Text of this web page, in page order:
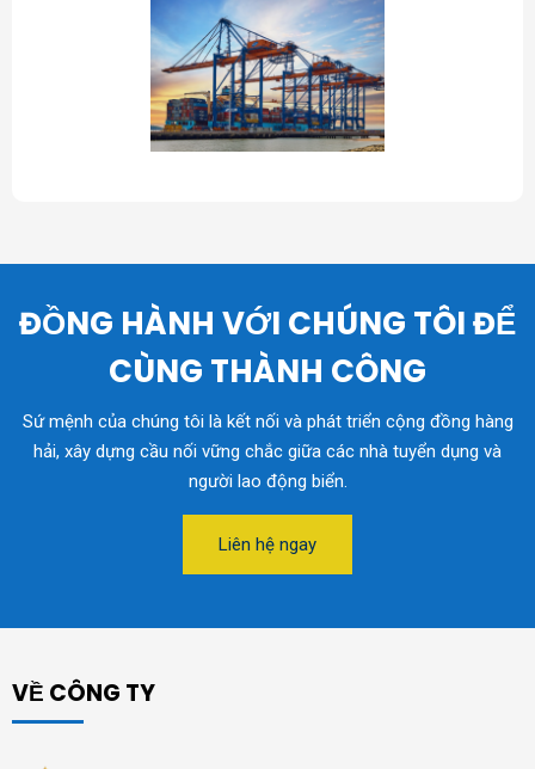
ĐỒNG HÀNH VỚI CHÚNG TÔI ĐỂ
CÙNG THÀNH CÔNG
Sứ mệnh của chúng tôi là kết nối và phát triển cộng đồng hàng
hải, xây dựng cầu nối vững chắc giữa các nhà tuyển dụng và
người lao động biển.
Liên hệ ngay
VỀ CÔNG TY